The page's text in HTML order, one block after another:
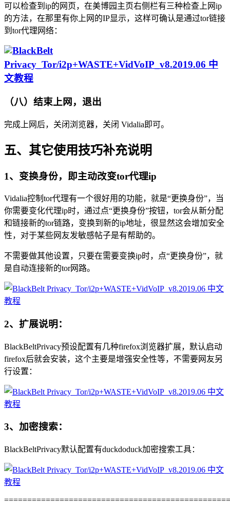
可以检查到ip的网页，在美博园主页右侧栏有三种检查上网ip
的方法，在那里有你上网的IP显示，这样可确认是通过tor链接
到tor代理网络：
（八）结束上网，退出
完成上网后，关闭浏览器，关闭 Vidalia即可。
五、其它使用技巧补充说明
1、变换身份，即主动改变tor代理ip
Vidalia控制tor代理有一个很好用的功能，就是“更换身份”，当
你需要变化代理ip时，通过点“更换身份”按钮，tor会从新分配
和链接新的tor链路，变换到新的ip地址，很显然这会增加安全
性，对于某些网友发敏感帖子是有帮助的。
不需要做其他设置，只要在需要变换ip时，点“更换身份”，就
是自动连接新的tor网路。
2、扩展说明：
BlackBeltPrivacy预设配置有几种firefox浏览器扩展，默认启动
firefox后就会安装，这个主要是增强安全性等，不需要网友另
行设置：
3、加密搜索：
BlackBeltPrivacy默认配置有duckdoduck加密搜索工具：